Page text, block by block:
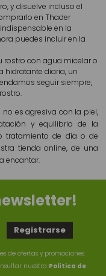
y disuelve incluso el
en Thader
indispensable en la
puedes incluir en la
rostro con agua micelar o
hidratante diaria, un
seguir siempre,
es agresiva con la piel,
y equilibrio de la
tratamiento de día o de
tienda online, de una
encantar.
de ofertas y promociones
nuestra Política de